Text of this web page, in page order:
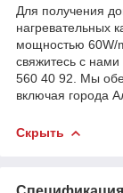
Для получения
нагревательных
мощностью 60W/
свяжитесь с
560 40 92. Мы
включая города
Скрыть